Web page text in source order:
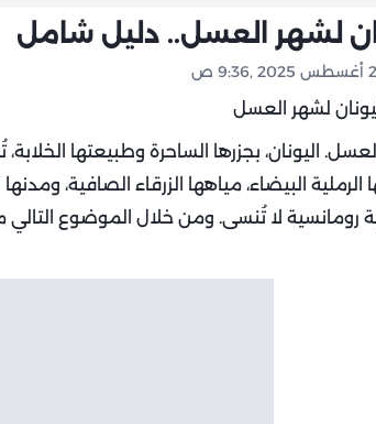
لشهر العسل.. دليل شامل
اليونان، بجزرها الساحرة وطبيعتها
البيضاء، مياهها الزرقاء الصافية، ومدنها
رومانسية لا تُنسى. ومن خلال الموضوع